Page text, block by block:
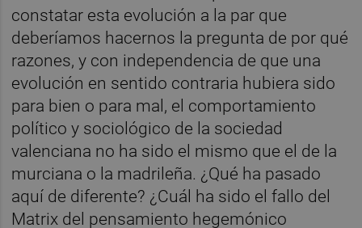
constatar esta evolución a la par que
deberíamos hacernos la pregunta de por qué
razones, y con independencia de que una
evolución en sentido contraria hubiera sido
para bien o para mal, el comportamiento
político y sociológico de la sociedad
valenciana no ha sido el mismo que el de la
murciana o la madrileña. ¿Qué ha pasado
aquí de diferente? ¿Cuál ha sido el fallo del
Matrix del pensamiento hegemónico